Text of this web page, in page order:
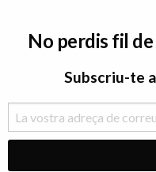
No perdis fil
Subscriu-te